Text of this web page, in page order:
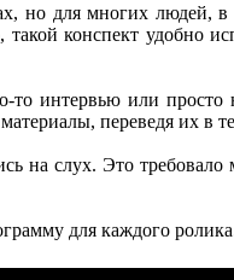
но для многих людей,
конспект удобно
интервью или
переведя их в
на слух. Это
для каждого